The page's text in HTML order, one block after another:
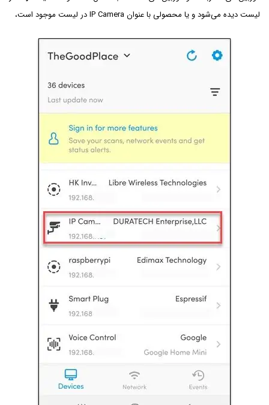
لیست دیده می‌شود و یا محصولی با عنوان IP Camera در لیست موجود است،